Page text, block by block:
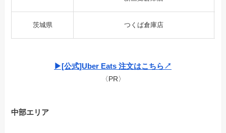
茨城県 つくば倉庫店
▶︎[公式]Uber Eats 注文はこちら↗︎
〈PR〉
中部エリア